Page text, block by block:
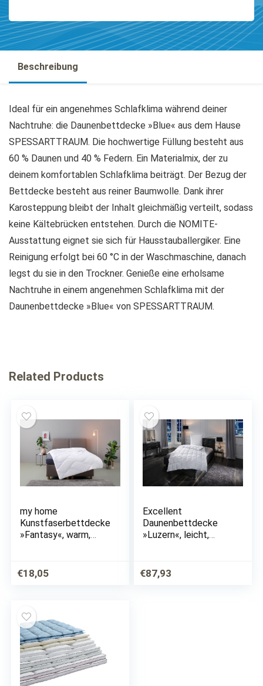
Beschreibung
Ideal für ein angenehmes Schlafklima während deiner
Nachtruhe: die Daunenbettdecke »Blue« aus dem Hause
SPESSARTTRAUM. Die hochwertige Füllung besteht aus
60 % Daunen und 40 % Federn. Ein Materialmix, der zu
deinem komfortablen Schlafklima beiträgt. Der Bezug der
Bettdecke besteht aus reiner Baumwolle. Dank ihrer
Karosteppung bleibt der Inhalt gleichmäßig verteilt, sodass
keine Kältebrücken entstehen. Durch die NOMITE-
Ausstattung eignet sie sich für Hausstauballergiker. Eine
Reinigung erfolgt bei 60 °C in der Waschmaschine, danach
legst du sie in den Trockner. Genieße eine erholsame
Nachtruhe in einem angenehmen Schlafklima mit der
Daunenbettdecke »Blue« von SPESSARTTRAUM.
Related Products
my home
Kunstfaserbettdecke
»Fantasy«, warm,
Microfaserfeingeweb
e, (1 St.)
€18,05
Excellent
Daunenbettdecke
»Luzern«, leicht,
Baumwolle, (1 St.),
Wohlfühlkomfort
€87,93